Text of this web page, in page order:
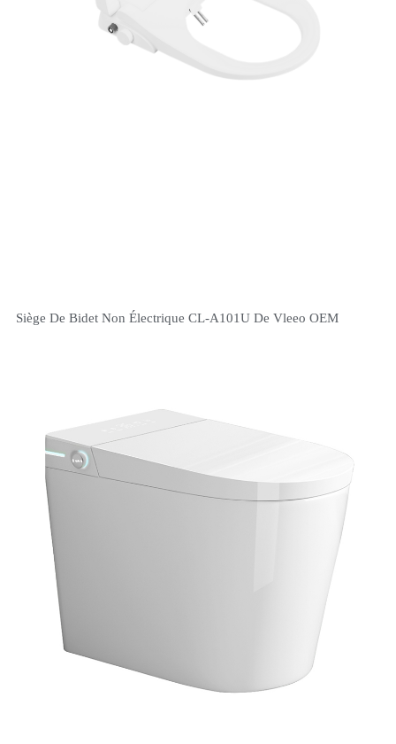
Siège De Bidet Non Électrique CL-A101U De Vleeo OEM